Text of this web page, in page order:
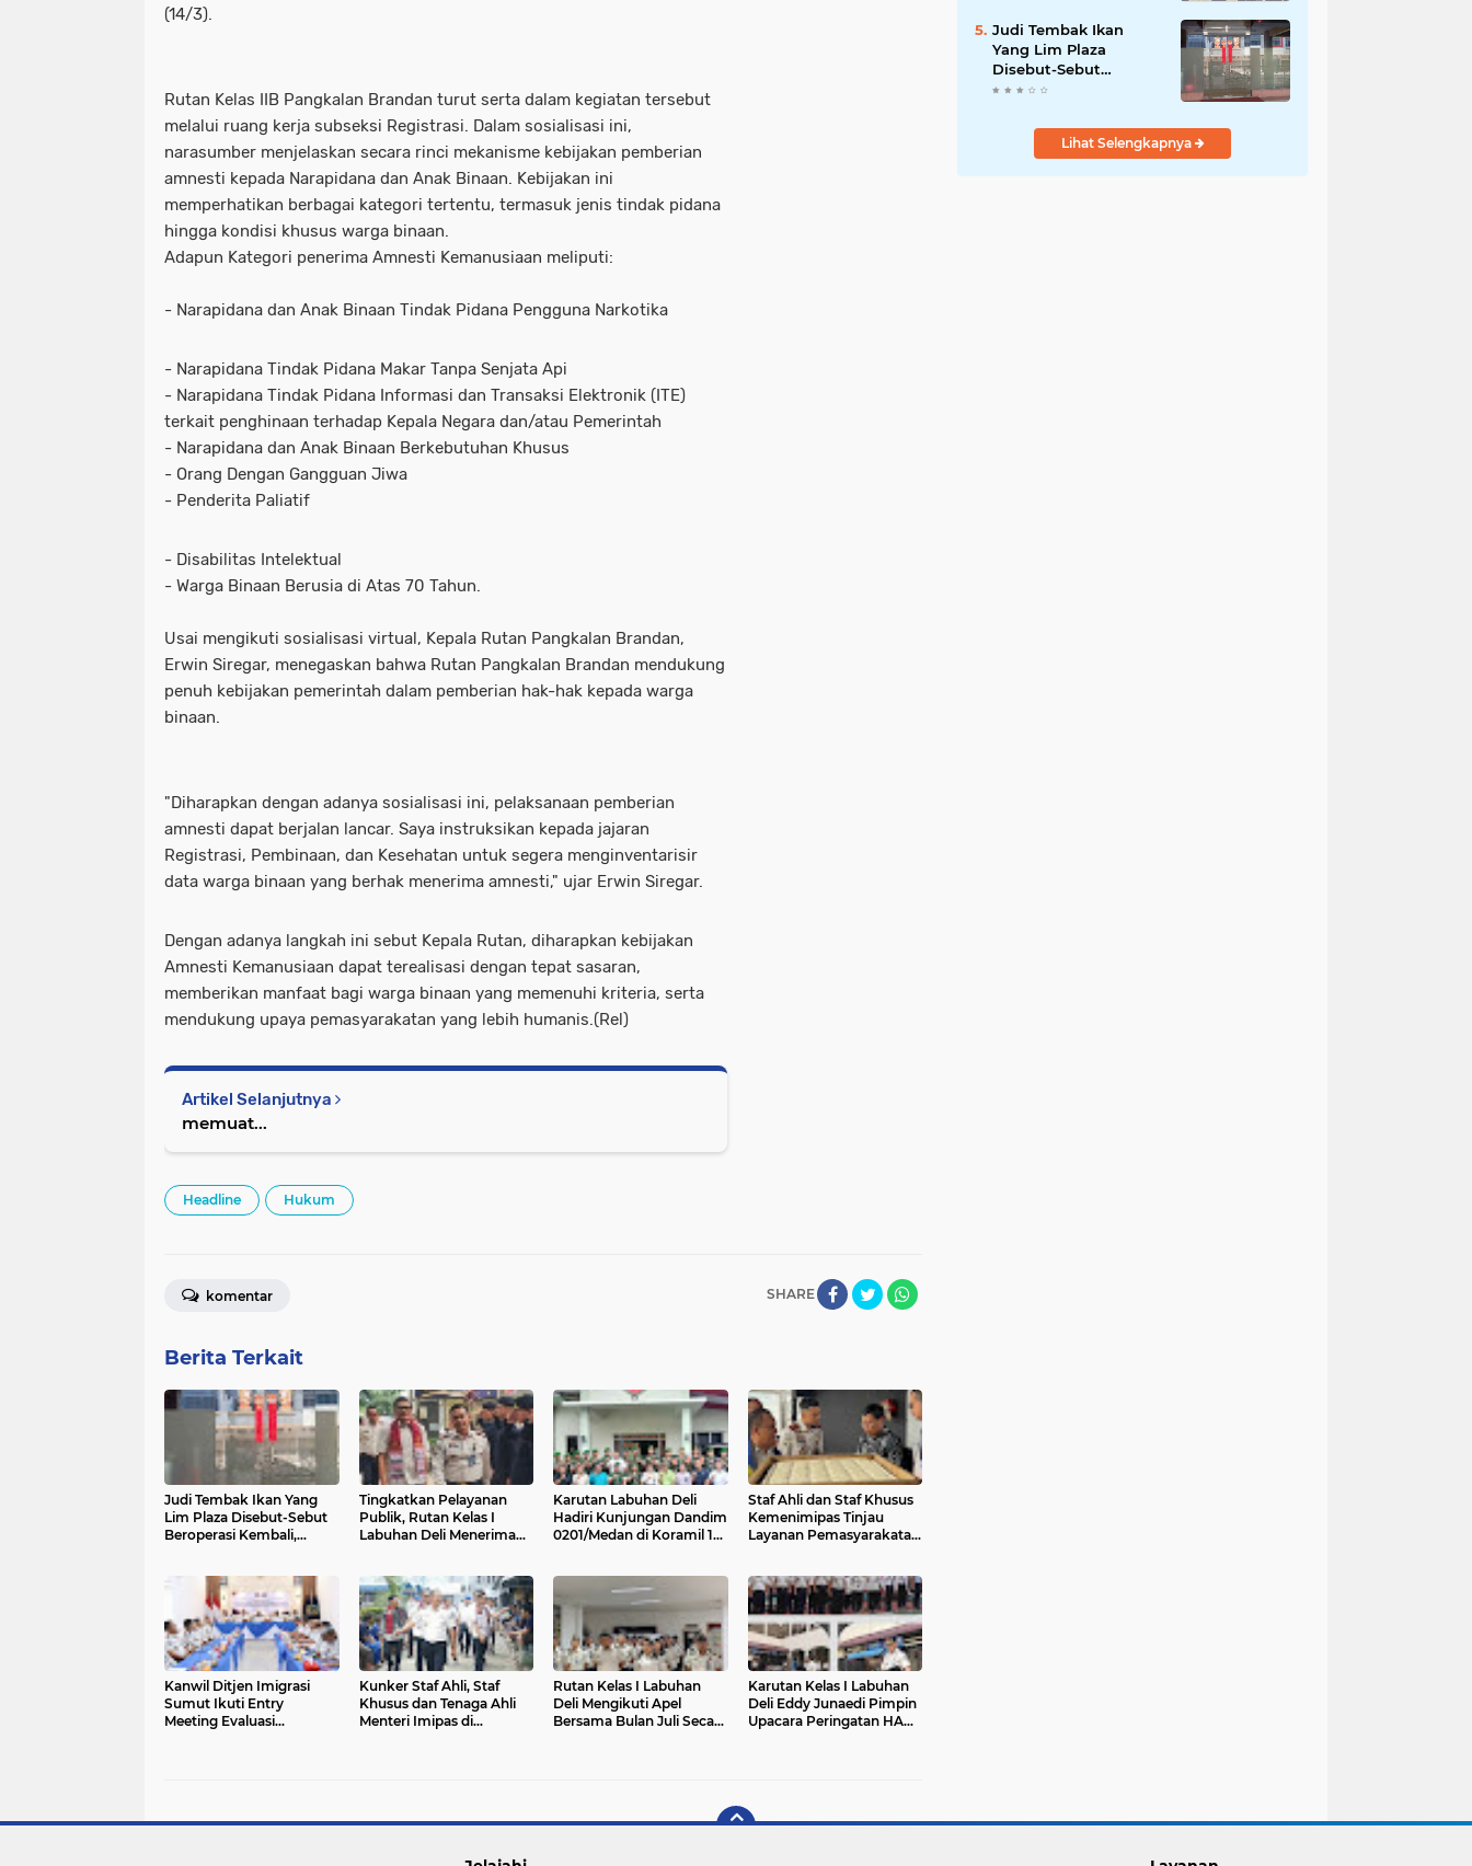
(14/3).
Rutan Kelas IIB Pangkalan Brandan turut serta dalam kegiatan tersebut
melalui ruang kerja subseksi Registrasi. Dalam sosialisasi ini,
narasumber menjelaskan secara rinci mekanisme kebijakan pemberian
amnesti kepada Narapidana dan Anak Binaan. Kebijakan ini
memperhatikan berbagai kategori tertentu, termasuk jenis tindak pidana
hingga kondisi khusus warga binaan.
Adapun Kategori penerima Amnesti Kemanusiaan meliputi:
- Narapidana dan Anak Binaan Tindak Pidana Pengguna Narkotika
- Narapidana Tindak Pidana Makar Tanpa Senjata Api
- Narapidana Tindak Pidana Informasi dan Transaksi Elektronik (ITE)
terkait penghinaan terhadap Kepala Negara dan/atau Pemerintah
- Narapidana dan Anak Binaan Berkebutuhan Khusus
- Orang Dengan Gangguan Jiwa
- Penderita Paliatif
- Disabilitas Intelektual
- Warga Binaan Berusia di Atas 70 Tahun.
Usai mengikuti sosialisasi virtual, Kepala Rutan Pangkalan Brandan,
Erwin Siregar, menegaskan bahwa Rutan Pangkalan Brandan mendukung
penuh kebijakan pemerintah dalam pemberian hak-hak kepada warga
binaan.
"Diharapkan dengan adanya sosialisasi ini, pelaksanaan pemberian
amnesti dapat berjalan lancar. Saya instruksikan kepada jajaran
Registrasi, Pembinaan, dan Kesehatan untuk segera menginventarisir
data warga binaan yang berhak menerima amnesti," ujar Erwin Siregar.
Dengan adanya langkah ini sebut Kepala Rutan, diharapkan kebijakan
Amnesti Kemanusiaan dapat terealisasi dengan tepat sasaran,
memberikan manfaat bagi warga binaan yang memenuhi kriteria, serta
mendukung upaya pemasyarakatan yang lebih humanis.(Rel)
Artikel Selanjutnya
memuat...
Headline Hukum
SHARE
komentar
Berita Terkait
Judi Tembak Ikan Yang
Lim Plaza Disebut-Sebut
Beroperasi Kembali,
Tingkatkan Pelayanan
Publik, Rutan Kelas I
Labuhan Deli Menerima
Imipas
Karutan Labuhan Deli
Hadiri Kunjungan Dandim
0201/Medan di Koramil 10
Masyarakat
Staf Ahli dan Staf Khusus
Kemenimipas Tinjau
Layanan Pemasyarakatan
Pembinaan Berjalan
Optimal
Kanwil Ditjen Imigrasi
Sumut Ikuti Entry
Meeting Evaluasi
Kunker Staf Ahli, Staf
Khusus dan Tenaga Ahli
Menteri Imipas di
Rutan Kelas I Labuhan
Deli Mengikuti Apel
Bersama Bulan Juli Secara
Karutan Kelas I Labuhan
Deli Eddy Junaedi Pimpin
Upacara Peringatan HAN
Khusus Menteri Imipas
Judi Tembak Ikan
Yang Lim Plaza
Disebut-Sebut
Beroperasi Kembali,
Lihat Selengkapnya